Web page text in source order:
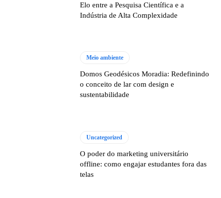
Elo entre a Pesquisa Científica e a
Indústria de Alta Complexidade
Meio ambiente
Domos Geodésicos Moradia: Redefinindo
o conceito de lar com design e
sustentabilidade
Uncategorized
O poder do marketing universitário
offline: como engajar estudantes fora das
telas